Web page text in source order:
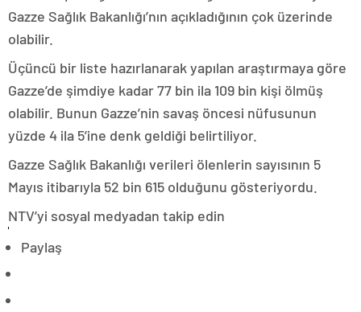
Gazze Sağlık Bakanlığı’nın açıkladığının çok üzerinde
olabilir.
Üçüncü bir liste hazırlanarak yapılan araştırmaya göre
Gazze’de şimdiye kadar 77 bin ila 109 bin kişi ölmüş
olabilir. Bunun Gazze’nin savaş öncesi nüfusunun
yüzde 4 ila 5’ine denk geldiği belirtiliyor.
Gazze Sağlık Bakanlığı verileri ölenlerin sayısının 5
Mayıs itibarıyla 52 bin 615 olduğunu gösteriyordu.
NTV’yi sosyal medyadan takip edin
Paylaş